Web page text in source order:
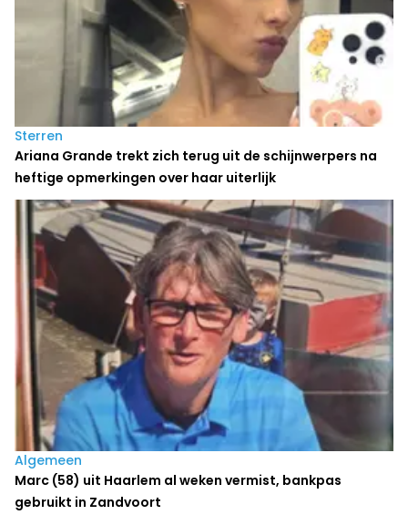
Sterren
Ariana Grande trekt zich terug uit de schijnwerpers na
heftige opmerkingen over haar uiterlijk
Algemeen
Marc (58) uit Haarlem al weken vermist, bankpas
gebruikt in Zandvoort